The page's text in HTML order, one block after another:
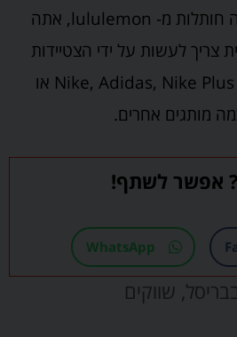
שלהם. כשאתה קונה חותלות מ- lululemon, אתה
צריך לעשות על ידי הצטיידות
במותגים שונים כמו Nike, Adidas, Nike Plus או
מותגים אחרים.
אפשר לשתף!
WhatsApp
, שווקים